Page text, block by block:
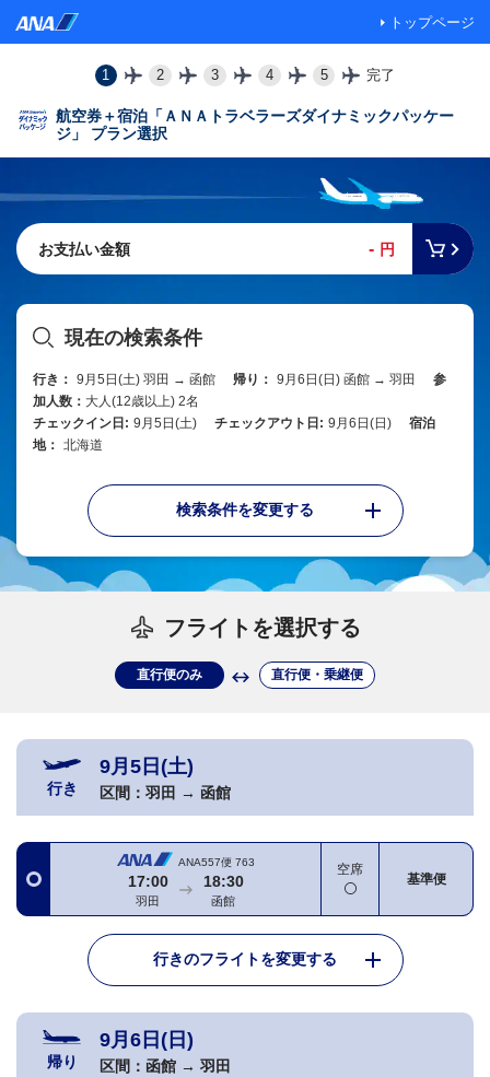
トップページ
1 2 3 4 5 完了
航空券＋宿泊「ＡＮＡトラベラーズダイナミックパッケー
ジ」 プラン選択
お支払い金額 - 円
現在の検索条件
行き： 9月5日(土) 羽田 → 函館 帰り： 9月6日(日) 函館 → 羽田
参
加人数： 大人(12歳以上) 2名
チェックイン日: 9月5日(土) チェックアウト日: 9月6日(日)
宿泊
地： 北海道
検索条件を変更する
フライトを選択する
直行便のみ 直行便・乗継便
行き
9月5日(土)
区間： 羽田 → 函館
ANA557便 763
17:00
羽田
18:30
函館
空席
基準便
行きのフライトを変更する
帰り
9月6日(日)
区間： 函館 → 羽田